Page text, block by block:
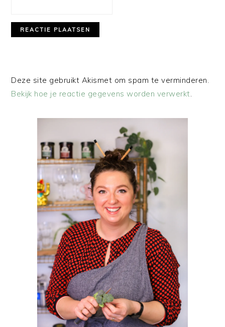
Deze site gebruikt Akismet om spam te verminderen.
Bekijk hoe je reactie gegevens worden verwerkt.